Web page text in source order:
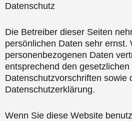
Datenschutz
Die Betreiber dieser Seiten
persönlichen Daten sehr ernst.
personenbezogenen Daten
entsprechend den gesetzlichen
Datenschutzvorschriften sowie
Datenschutzerklärung.
Wenn Sie diese Website